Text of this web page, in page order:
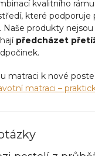
kvalitního
které podporuje
produkty
předcházet
matraci k nové
matraci –